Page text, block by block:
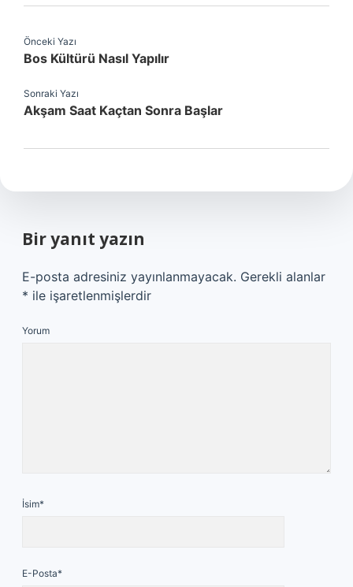
Önceki Yazı
Bos Kültürü Nasıl Yapılır
Sonraki Yazı
Akşam Saat Kaçtan Sonra Başlar
Bir yanıt yazın
E-posta adresiniz yayınlanmayacak. Gerekli alanlar
* ile işaretlenmişlerdir
Yorum
İsim*
E-Posta*